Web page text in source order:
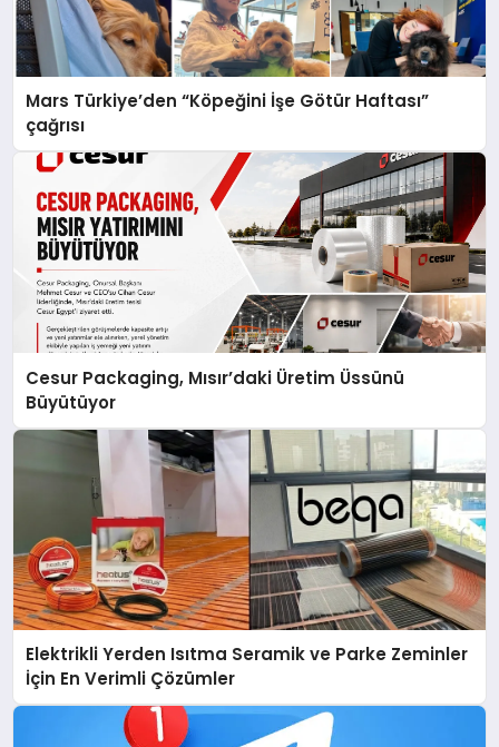
Mars Türkiye’den “Köpeğini İşe Götür Haftası”
çağrısı
Cesur Packaging, Mısır’daki Üretim Üssünü
Büyütüyor
Elektrikli Yerden Isıtma Seramik ve Parke Zeminler
İçin En Verimli Çözümler